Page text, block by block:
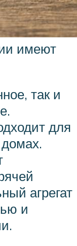
имеют
так и
для
агрегат
и